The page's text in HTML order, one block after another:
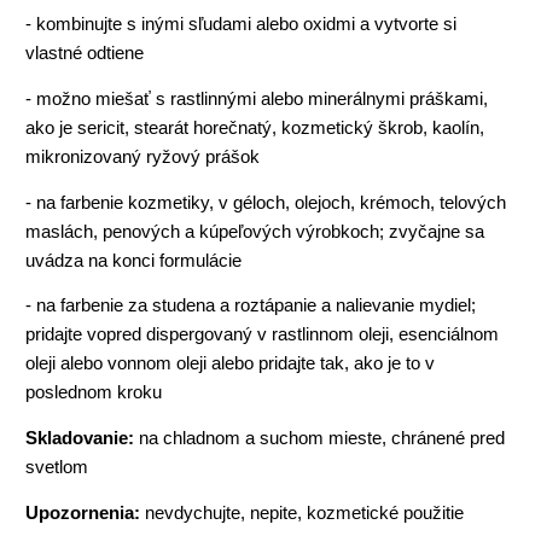
- kombinujte s inými sľudami alebo oxidmi a vytvorte si
vlastné odtiene
- možno miešať s rastlinnými alebo minerálnymi práškami,
ako je sericit, stearát horečnatý, kozmetický škrob, kaolín,
mikronizovaný ryžový prášok
- na farbenie kozmetiky, v géloch, olejoch, krémoch, telových
maslách, penových a kúpeľových výrobkoch; zvyčajne sa
uvádza na konci formulácie
- na farbenie za studena a roztápanie a nalievanie mydiel;
pridajte vopred dispergovaný v rastlinnom oleji, esenciálnom
oleji alebo vonnom oleji alebo pridajte tak, ako je to v
poslednom kroku
Skladovanie: na chladnom a suchom mieste, chránené pred
svetlom
Upozornenia: nevdychujte, nepite, kozmetické použitie